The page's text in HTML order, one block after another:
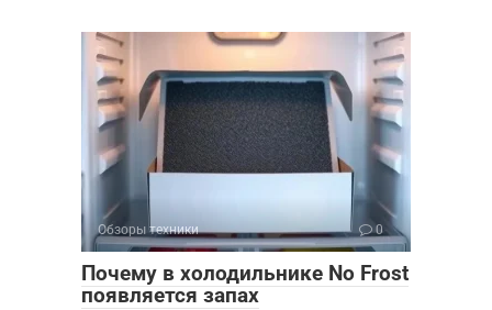
Обзоры техники 0
Почему в холодильнике No Frost
появляется запах